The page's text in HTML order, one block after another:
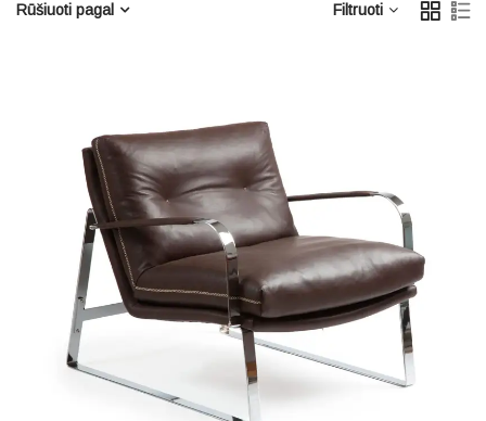
Filtruoti
Rūšiuoti pagal